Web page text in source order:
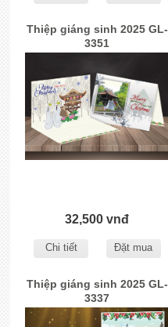
Thiệp giáng sinh 2025 GL-
3351
32,500 vnđ
Chi tiết Đặt mua
Thiệp giáng sinh 2025 GL-
3337